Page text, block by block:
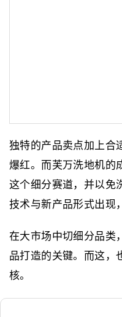
独特的产品卖点加上合
爆红。而芙万洗地机的
这个细分赛道，并以免
技术与新产品形式出现
在大市场中切细分品类
品打造的关键。而这，
核。